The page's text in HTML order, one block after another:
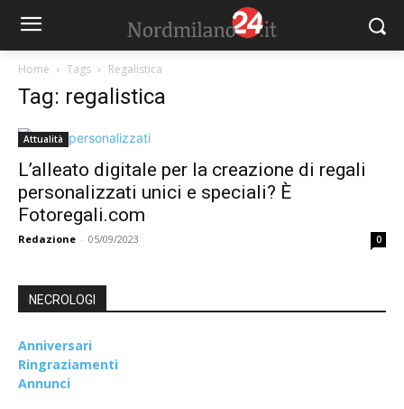
Home Tags Regalistica
Tag: regalistica
Attualità
L’alleato digitale per la creazione di regali
personalizzati unici e speciali? È
Fotoregali.com
Redazione - 05/09/2023 0
NECROLOGI
Anniversari
Ringraziamenti
Annunci